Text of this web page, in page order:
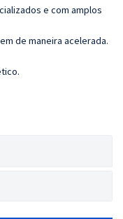
e com amplos
de maneira acelerada.